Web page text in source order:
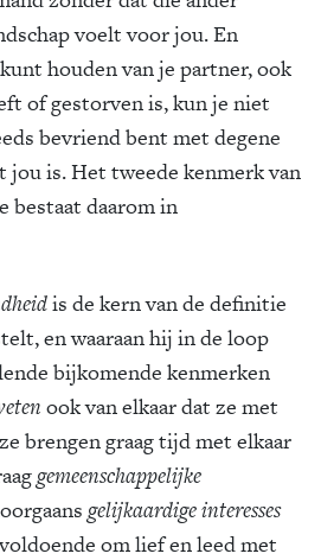
voelt voor jou. En
houden van je partner, ook
of gestorven is, kun je niet
bevriend bent met degene
jou is. Het tweede kenmerk van
bestaat daarom in
is de kern van de definitie
en waaraan hij in de loop
bijkomende kenmerken
ook van elkaar dat ze met
brengen graag tijd met elkaar
gemeenschappelijke
gelijkaardige interesses
om lief en leed met